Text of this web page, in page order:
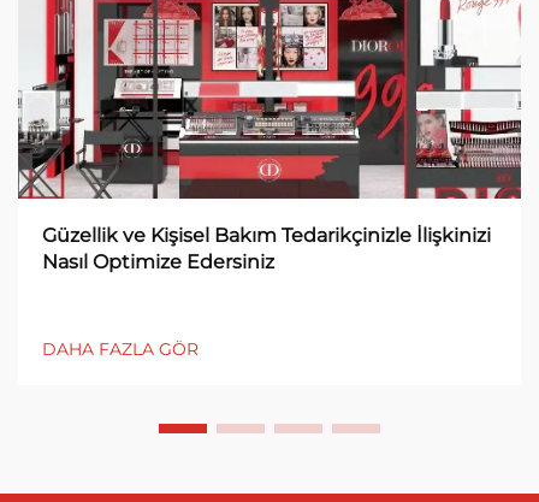
Güzellik ve Kişisel Bakım Tedarikçinizle İlişkinizi
Nasıl Optimize Edersiniz
DAHA FAZLA GÖR